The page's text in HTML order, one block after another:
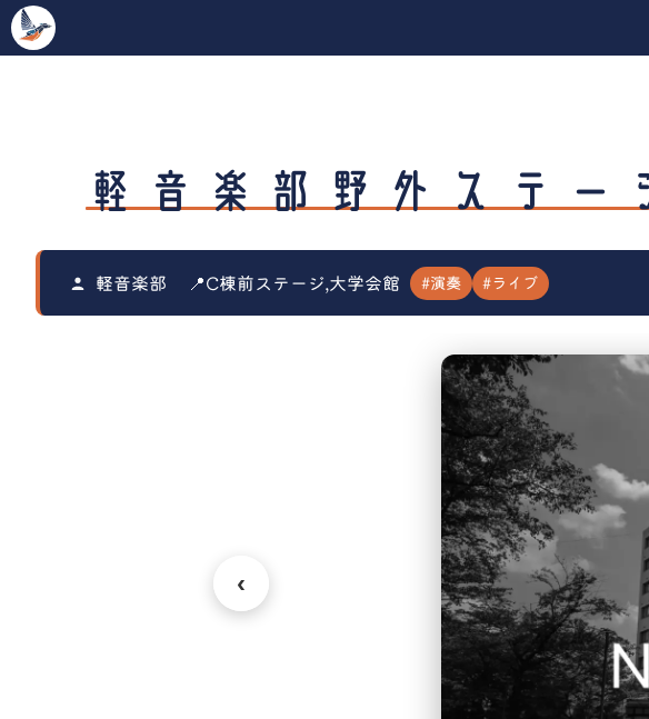
軽音楽部野外ステー
軽音楽部 📍C棟前ステージ,大学会館 #演奏 #ライブ
‹